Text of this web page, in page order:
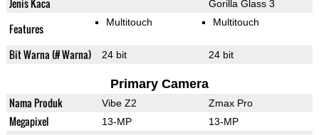
Jenis Kaca Gorilla Glass 3
Features Multitouch Multitouch
Bit Warna (# Warna) 24 bit 24 bit
Primary Camera
Nama Produk Vibe Z2 Zmax Pro
Megapixel 13-MP 13-MP